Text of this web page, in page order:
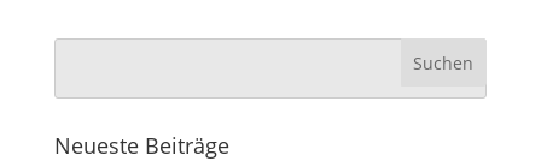
Neueste Beiträge